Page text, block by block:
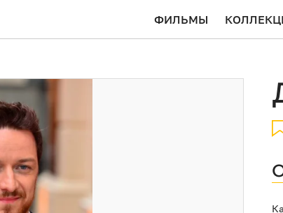
ФИЛЬМЫ